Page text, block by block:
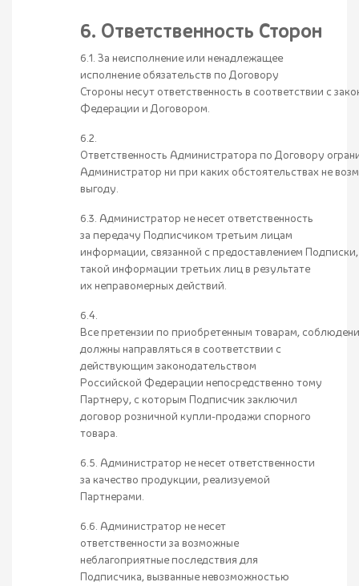
6. Ответственность Сторон
6.1. За неисполнение или ненадлежащее
исполнение обязательств по Договору
Стороны несут ответственность в соответствии с
Федерации и Договором.
6.2.
Ответственность Администратора по Договору
Администратор ни при каких обстоятельствах не
выгоду.
6.3. Администратор не несет ответственность
за передачу Подписчиком третьим лицам
информации, связанной с предоставлением
такой информации третьих лиц в результате
их неправомерных действий.
6.4.
Все претензии по приобретенным товарам,
должны направляться в соответствии с
действующим законодательством
Российской Федерации непосредственно тому
Партнеру, с которым Подписчик заключил
договор розничной купли-продажи спорного
товара.
6.5. Администратор не несет ответственности
за качество продукции, реализуемой
Партнерами.
6.6. Администратор не несет
ответственности за возможные
неблагоприятные последствия для
Подписчика, вызванные невозможностью